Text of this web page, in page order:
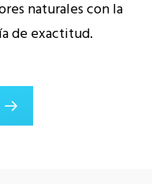
naturales con la
de exactitud.